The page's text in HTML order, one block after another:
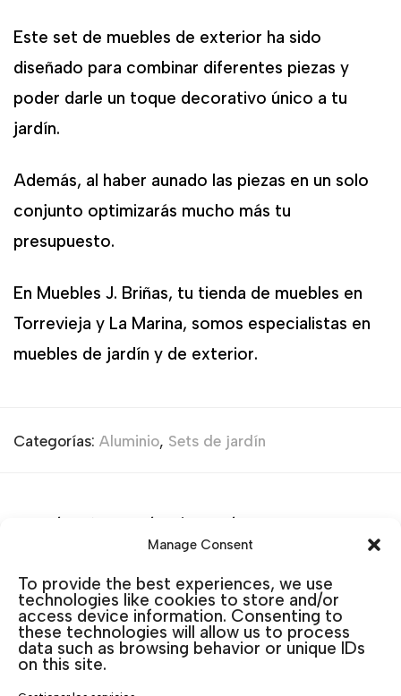
Manage Consent
To provide the best experiences, we use
technologies like cookies to store and/or
access device information. Consenting to
these technologies will allow us to process
data such as browsing behavior or unique IDs
on this site.
Este set de muebles de exterior ha sido
diseñado para combinar diferentes piezas y
poder darle un toque decorativo único a tu
jardín.
Además, al haber aunado las piezas en un solo
conjunto optimizarás mucho más tu
presupuesto.
En Muebles J. Briñas, tu tienda de muebles en
Torrevieja y La Marina, somos especialistas en
muebles de jardín y de exterior.
Categorías: Aluminio, Sets de jardín
Productos relacionados